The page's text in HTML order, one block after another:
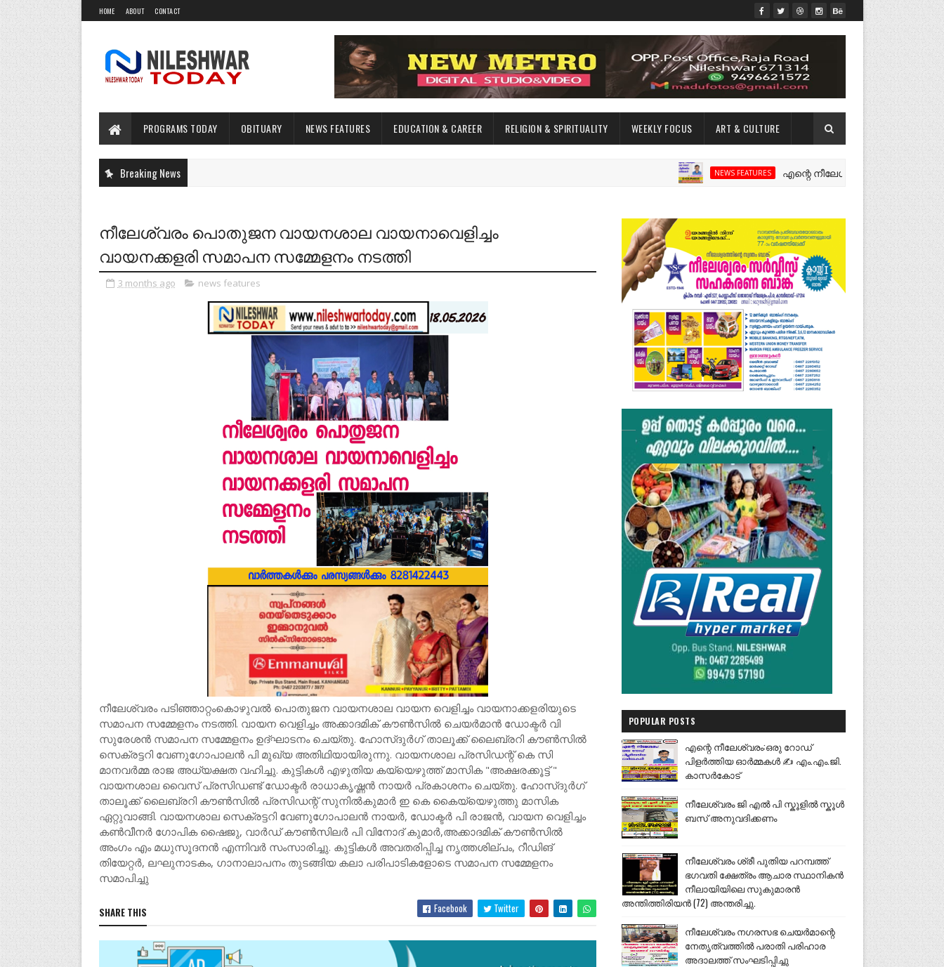
HOME ABOUT CONTACT
PROGRAMS TODAY OBITUARY NEWS FEATURES EDUCATION & CAREER RELIGION & SPIRITUALITY WEEKLY FOCUS ART & CULTURE
Breaking News NEWS FEATURES എന്റെ നീലേശ്വരം:ഒരു റോഡ് പിളർത്തിയ
നീലേശ്വരം പൊതുജന വായനശാല വായനാവെളിച്ചം
വായനക്കളരി സമാപന സമ്മേളനം നടത്തി
3 months ago news features
നീലേശ്വരം പടിഞ്ഞാറ്റംകൊഴുവൽ പൊതുജന വായനശാല വായന വെളിച്ചം വായനാക്കളരിയുടെ
സമാപന സമ്മേളനം നടത്തി. വായന വെളിച്ചം അക്കാദമിക് കൗൺസിൽ ചെയർമാൻ ഡോക്ടർ വി
സുരേശൻ സമാപന സമ്മേളനം ഉദ്ഘാടനം ചെയ്തു. ഹോസ്ദുർഗ് താലൂക്ക് ലൈബ്രറി കൗൺസിൽ
സെക്രട്ടറി വേണുഗോപാലൻ പി മുഖ്യ അതിഥിയായിരുന്നു. വായനശാല പ്രസിഡന്റ് കെ സി
മാനവർമ്മ രാജ അധ്യക്ഷത വഹിച്ചു. കുട്ടികൾ എഴുതിയ കയ്യെഴുത്ത് മാസിക "അക്ഷരക്കൂട്ട് "
വായനശാല വൈസ് പ്രസിഡണ്ട് ഡോക്ടർ രാധാകൃഷ്ണൻ നായർ പ്രകാശനം ചെയ്തു. ഹോസ്ദുർഗ്
താലൂക്ക് ലൈബ്രറി കൗൺസിൽ പ്രസിഡന്റ് സുനിൽകുമാർ ഇ കെ കൈയ്യെഴുത്തു മാസിക
ഏറ്റുവാങ്ങി. വായനശാല സെക്രട്ടറി വേണുഗോപാലൻ നായർ, ഡോക്ടർ പി രാജൻ, വായന വെളിച്ചം
കൺവീനർ ഗോപിക ഷൈജു, വാർഡ് കൗൺസിലർ പി വിനോദ് കുമാർ,അക്കാദമിക് കൗൺസിൽ
അംഗം എം മധുസൂദനൻ എന്നിവർ സംസാരിച്ചു. കുട്ടികൾ അവതരിപ്പിച്ച നൃത്തശില്പം, റീഡിങ്
തിയേറ്റർ, ലഘുനാടകം, ഗാനാലാപനം തുടങ്ങിയ കലാ പരിപാടികളോടെ സമാപന സമ്മേളനം
സമാപിച്ചു
SHARE THIS Facebook Twitter
POPULAR POSTS
എന്റെ നീലേശ്വരം:ഒരു റോഡ്
പിളർത്തിയ ഓർമ്മകൾ ✍️ എം.എം.ജി.
കാസർകോട്
നീലേശ്വരം ജി എൽ പി സ്കൂളിൽ സ്കൂൾ
ബസ് അനുവദിക്കണം
നീലേശ്വരം ശ്രീ പുതിയ പറമ്പത്ത്
ഭഗവതി ക്ഷേത്രം ആചാര സ്ഥാനികൻ
നീലായിയിലെ സുകുമാരൻ
അന്തിത്തിരിയൻ (72) അന്തരിച്ചു.
നീലേശ്വരം നഗരസഭ ചെയർമാന്റെ
നേതൃത്വത്തിൽ പരാതി പരിഹാര
അദാലത്ത് സംഘടിപ്പിച്ചു